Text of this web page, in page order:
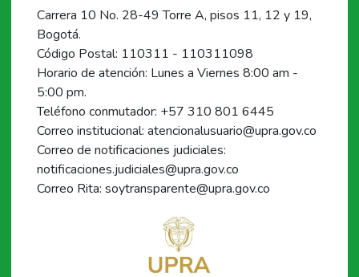
Carrera 10 No. 28-49 Torre A, pisos 11, 12 y 19,
Bogotá.
Código Postal: 110311 - 110311098
Horario de atención: Lunes a Viernes 8:00 am -
5:00 pm.
Teléfono conmutador: +57 310 801 6445
Correo institucional: atencionalusuario@upra.gov.co
Correo de notificaciones judiciales:
notificaciones.judiciales@upra.gov.co
Correo Rita: soytransparente@upra.gov.co